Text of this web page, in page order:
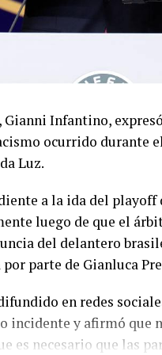
Gianni Infantino,
ocurrido durante
Luz.
a la ida del playoff
luego de que el
del delantero
parte de Gianluca
en redes
incidente y afirmó que
es necesario que las